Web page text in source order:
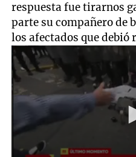
respuesta fue tirarnos
parte su compañero de
los afectados que